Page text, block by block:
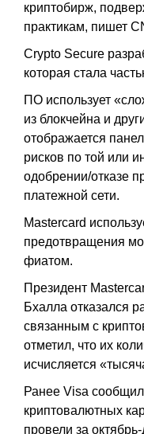
криптобирж,
практикам, пишет
Crypto Secure
которая стала
ПО использует
из блокчейна и
отображается
рисков по той или
одобрении/отказе
платежной сети.
Mastercard
предотвращения
фиатом.
Президент
Бхалла отказался
связанным с
отметил, что их
исчисляется
Ранее Visa
криптовалютных
провели за